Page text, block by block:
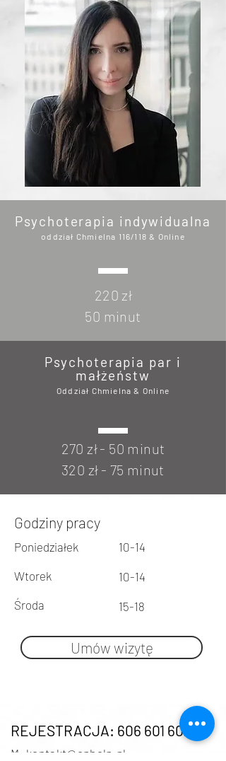
Psychoterapia indywidualna
oddział Chmielna 116/118 & Online
220 zł
50 minut
Psychoterapia par i
małżeństw
Oddział Chmielna & Online
270 zł - 50 minut
320 zł - 75 minut
Godziny pracy
Poniedziałek
Wtorek
Środa
10-14
10-14
15-18
Umów wizytę
REJESTRACJA: 606 601 602
M: kontakt@cphelp.pl